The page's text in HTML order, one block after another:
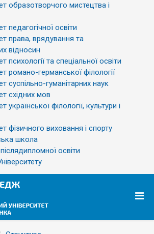
образотворчого мистецтва і
педагогічної освіти
права, врядування та
відносин
психології та спеціальної освіти
романо-германської філології
суспільно-гуманітарних наук
східних мов
української філології, культури і
фізичного виховання і спорту
школа
післядипломної освіти